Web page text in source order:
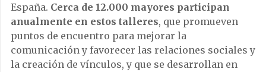
España. Cerca de 12.000 mayores participan
anualmente en estos talleres, que promueven
puntos de encuentro para mejorar la
comunicación y favorecer las relaciones sociales y
la creación de vínculos, y que se desarrollan en